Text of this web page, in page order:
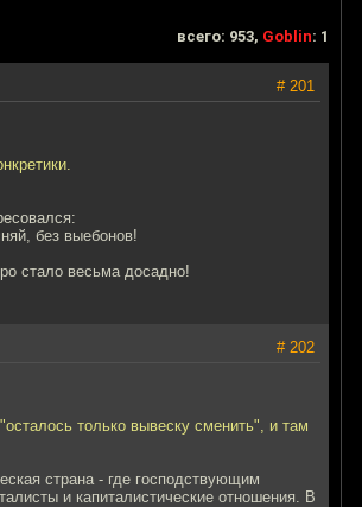
всего: 953, Goblin: 1
# 201
без выебонов!
стало весьма досадно!
# 202
только вывеску сменить", и там
страна - где господствующим
и капиталистические отношения. В